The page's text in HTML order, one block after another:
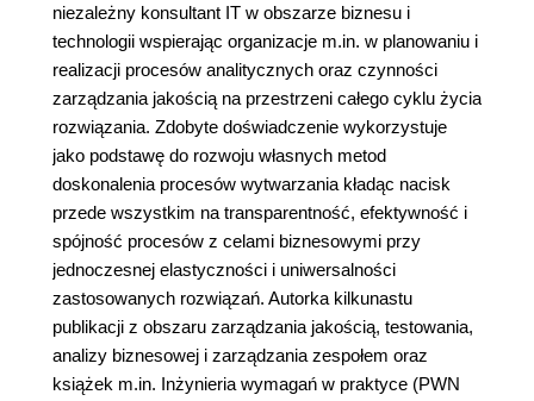
niezależny konsultant IT w obszarze biznesu i
technologii wspierając organizacje m.in. w planowaniu i
realizacji procesów analitycznych oraz czynności
zarządzania jakością na przestrzeni całego cyklu życia
rozwiązania. Zdobyte doświadczenie wykorzystuje
jako podstawę do rozwoju własnych metod
doskonalenia procesów wytwarzania kładąc nacisk
przede wszystkim na transparentność, efektywność i
spójność procesów z celami biznesowymi przy
jednoczesnej elastyczności i uniwersalności
zastosowanych rozwiązań. Autorka kilkunastu
publikacji z obszaru zarządzania jakością, testowania,
analizy biznesowej i zarządzania zespołem oraz
książek m.in. Inżynieria wymagań w praktyce (PWN